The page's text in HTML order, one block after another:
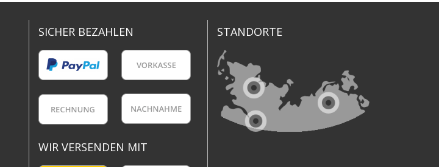
SICHER BEZAHLEN
WIR VERSENDEN MIT
STANDORTE